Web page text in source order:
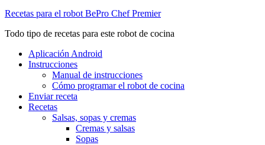
contenido
Recetas para el robot BePro Chef Premier
Todo tipo de recetas para este robot de cocina
Aplicación Android
Instrucciones
Manual de instrucciones
Cómo programar el robot de cocina
Enviar receta
Recetas
Salsas, sopas y cremas
Cremas y salsas
Sopas